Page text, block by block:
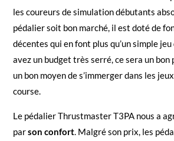
les coureurs de simulation débutants
pédalier soit bon marché, il est doté de
décentes qui en font plus qu’un simple jeu
avez un budget très serré, ce sera un
un bon moyen de s’immerger dans les
course.
Le pédalier Thrustmaster T3PA nous a
parson confort. Malgré son prix, les